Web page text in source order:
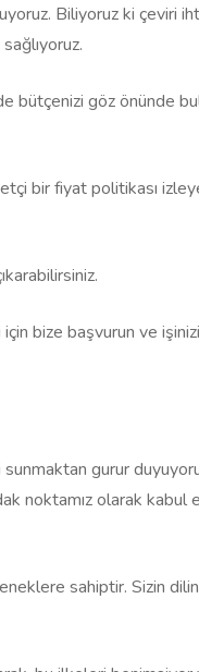
Biliyoruz ki çeviri
bütçenizi göz önünde
bir fiyat politikası
bize başvurun ve
gurur
noktamız olarak
sahiptir. Sizin